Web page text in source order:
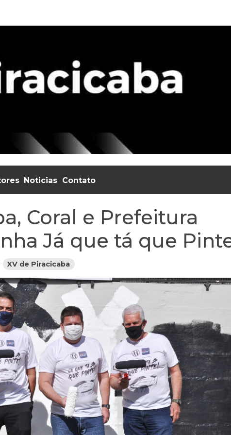
Noticias Contato
Coral e Prefeitura
Já que tá que
XV de Piracicaba